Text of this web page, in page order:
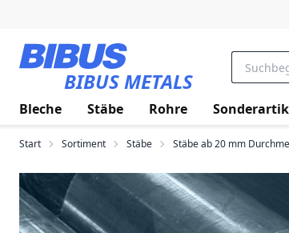
BIBUS METALS
Bleche Stäbe Rohre
Start Sortiment Stäbe Stäbe ab 20 mm